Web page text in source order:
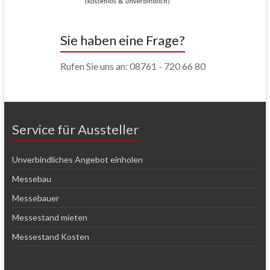
Sie haben eine Frage?
Rufen Sie uns an: 08761 - 720 66 80
Service für Aussteller
Unverbindliches Angebot einholen
Messebau
Messebauer
Messestand mieten
Messestand Kosten